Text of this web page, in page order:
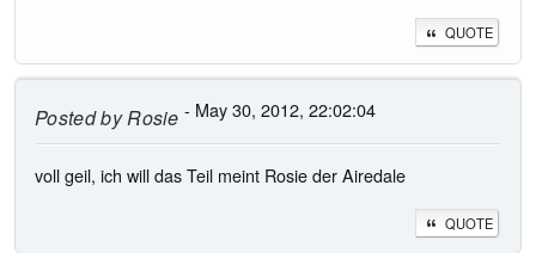
QUOTE
Posted byRosie - May 30, 2012, 22:02:04
voll geil, ich will das Teil meint Rosie der Airedale
QUOTE